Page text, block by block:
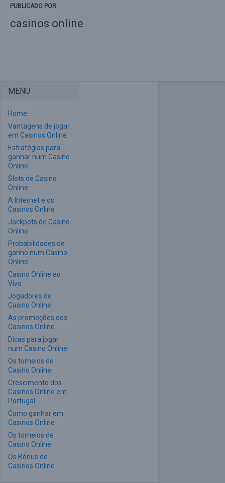
PUBLICADO POR
casinos online
MENU
Home
Vantagens de jogar
em Casinos Online
Estratégias para
ganhar num Casino
Online
Slots de Casino
Online
A Internet e os
Casinos Online
Jackpots de Casino
Online
Probabilidades de
ganho num Casino
Online
Casino Online ao
Vivo
Jogadores de
Casino Online
As promoções dos
Casinos Online
Dicas para jogar
num Casino Online
Os torneios de
Casino Online
Crescimento dos
Casinos Online em
Portugal
Como ganhar em
Casinos Online
Os torneios de
Casino Online
Os Bónus de
Casinos Online